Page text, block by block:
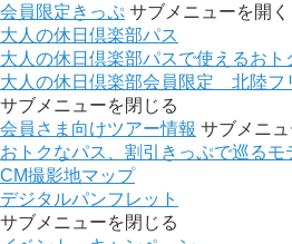
会員限定きっぷ サブメニューを開く
大人の休日倶楽部パス
大人の休日倶楽部パスで使えるおト
大人の休日倶楽部会員限定 北陸フ
サブメニューを閉じる
会員さま向けツアー情報 サブメニュ
おトクなパス、割引きっぷで巡るモ
CM撮影地マップ
デジタルパンフレット
サブメニューを閉じる